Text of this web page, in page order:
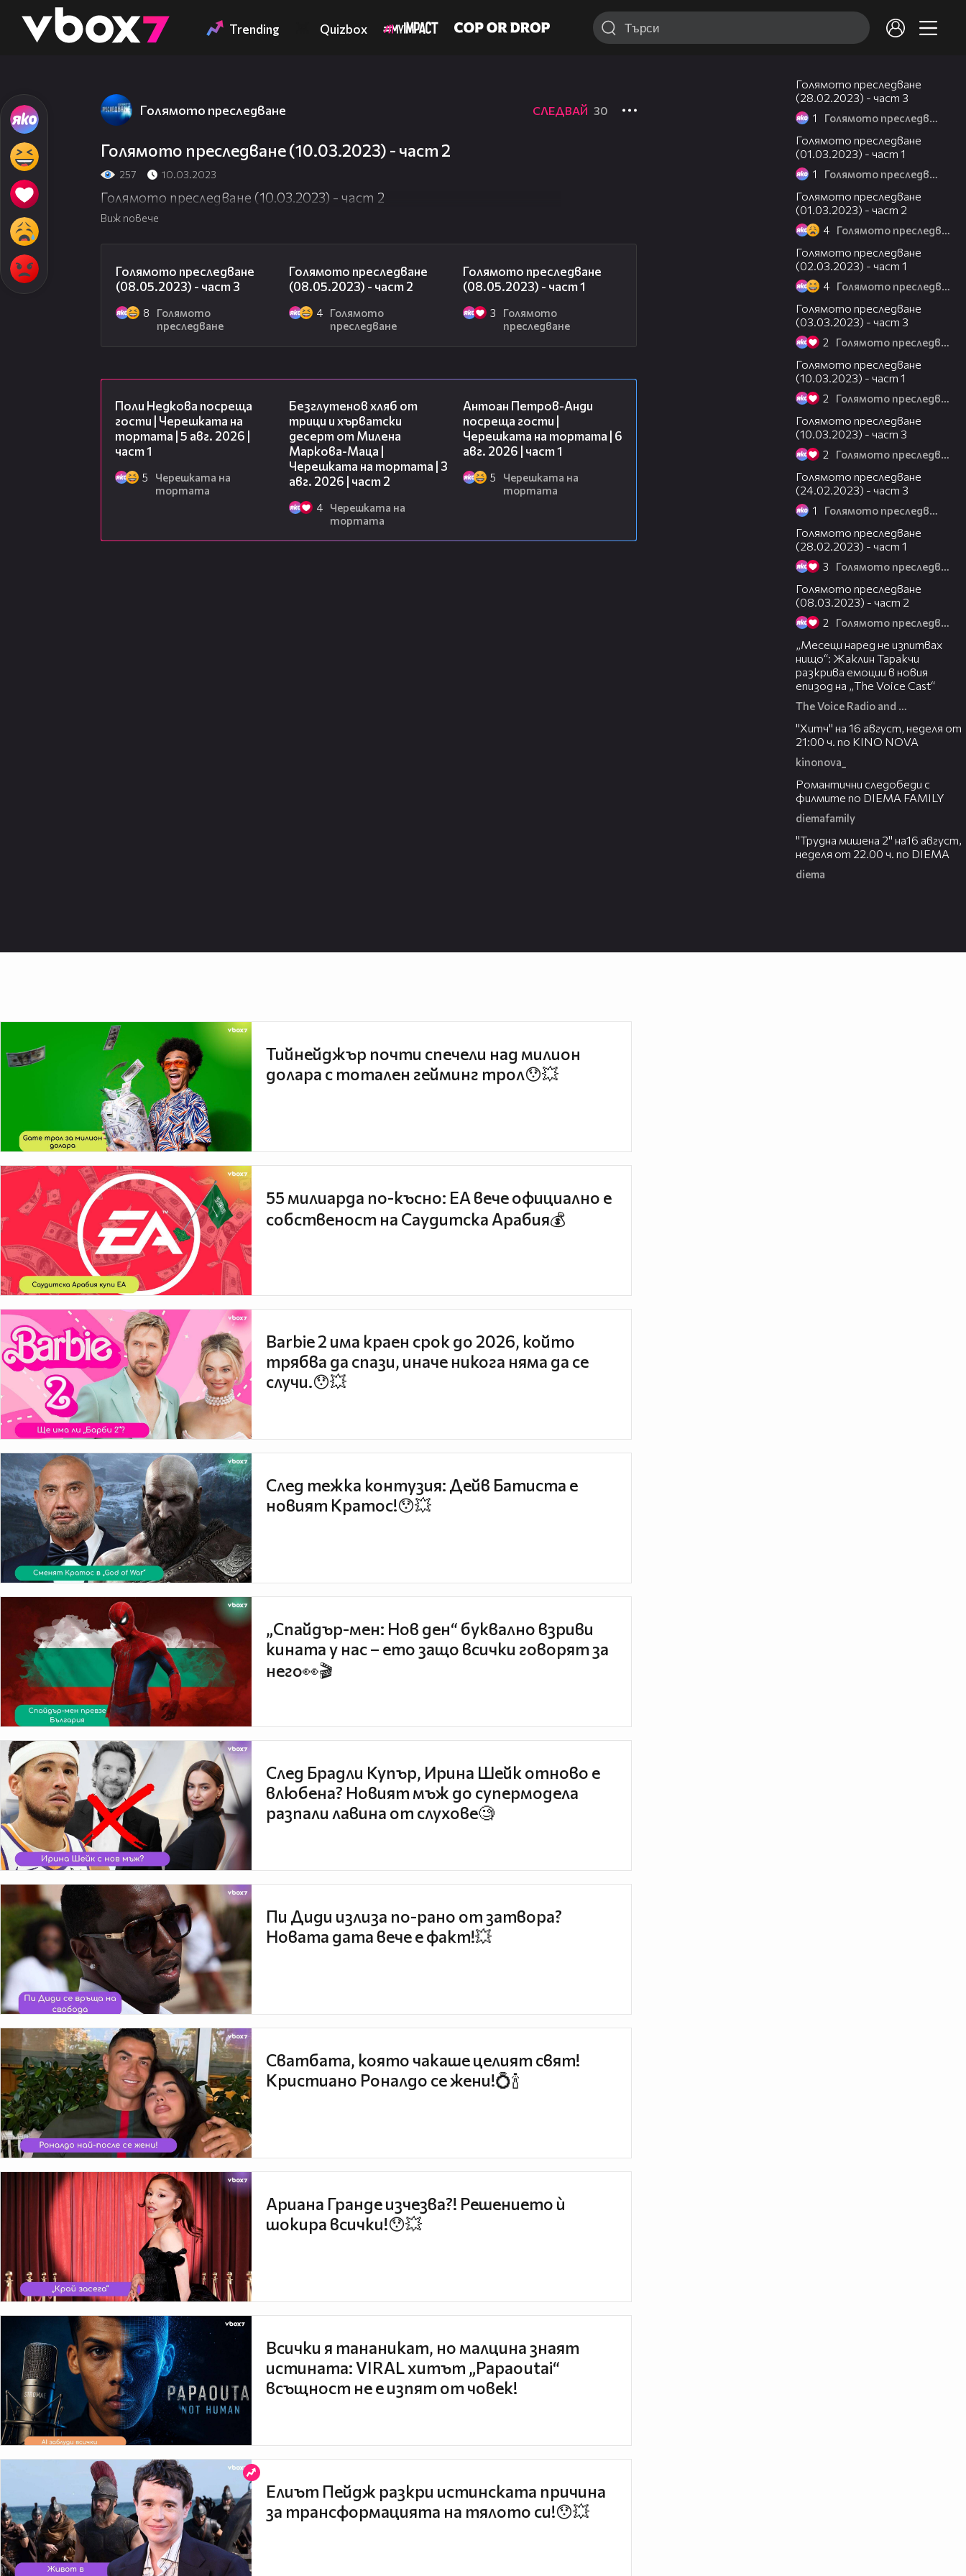
👾 Trending Quizbox
Голямото преследване СЛЕДВАЙ 30
Голямото преследване (10.03.2023) - част 2
257 10.03.2023
Голямото преследване (10.03.2023) - част 2
Виж повече
Голямото преследване
(08.05.2023) - част 3
8
Голямото
преследване
Голямото преследване
(08.05.2023) - част 2
4
Голямото
преследване
Голямото преследване
(08.05.2023) - част 1
3
Голямото
преследване
Поли Недкова посреща
гости | Черешката на
тортата | 5 авг. 2026 |
част 1
5
Черешката на
тортата
Безглутенов хляб от
трици и хърватски
десерт от Милена
Маркова-Маца |
Черешката на тортата | 3
авг. 2026 | част 2
4
Черешката на
тортата
Антоан Петров-Анди
посреща гости |
Черешката на тортата | 6
авг. 2026 | част 1
5
Черешката на
тортата
Голямото преследване
(28.02.2023) - част 3
1 Голямото преследване
Голямото преследване
(01.03.2023) - част 1
1 Голямото преследване
Голямото преследване
(01.03.2023) - част 2
4 Голямото преследване
Голямото преследване
(02.03.2023) - част 1
4 Голямото преследване
Голямото преследване
(03.03.2023) - част 3
2 Голямото преследване
Голямото преследване
(10.03.2023) - част 1
2 Голямото преследване
Голямото преследване
(10.03.2023) - част 3
2 Голямото преследване
Голямото преследване
(24.02.2023) - част 3
1 Голямото преследване
Голямото преследване
(28.02.2023) - част 1
3 Голямото преследване
Голямото преследване
(08.03.2023) - част 2
2 Голямото преследване
„Месеци наред не изпитвах
нищо“: Жаклин Таракчи
разкрива емоции в новия
епизод на „The Voice Cast“
The Voice Radio and TV Bulgaria
"Хитч" на 16 август, неделя от
21:00 ч. по KINO NOVA
kinonova_
Романтични следобеди с
филмите по DIEMA FAMILY
diemafamily
"Трудна мишена 2" на16 август,
неделя от 22.00 ч. по DIEMA
diema
Тийнейджър почти спечели над милион
долара с тотален гейминг трол😯💥
55 милиарда по-късно: EA вече официално е
собственост на Саудитска Арабия💰
Barbie 2 има краен срок до 2026, който
трябва да спази, иначе никога няма да се
случи.😯💥
След тежка контузия: Дейв Батиста е
новият Кратос!😯💥
„Спайдър-мен: Нов ден“ буквално взриви
кината у нас – ето защо всички говорят за
него👀🎬
След Брадли Купър, Ирина Шейк отново е
влюбена? Новият мъж до супермодела
разпали лавина от слухове🧐
Пи Диди излиза по-рано от затвора?
Новата дата вече е факт!💥
Сватбата, която чакаше целият свят!
Кристиано Роналдо се жени!💍🍾
Ариана Гранде изчезва?! Решението ѝ
шокира всички!😯💥
Всички я тананикат, но малцина знаят
истината: VIRAL хитът „Papaoutai“
всъщност не е изпят от човек!
Елиът Пейдж разкри истинската причина
за трансформацията на тялото си!😯💥